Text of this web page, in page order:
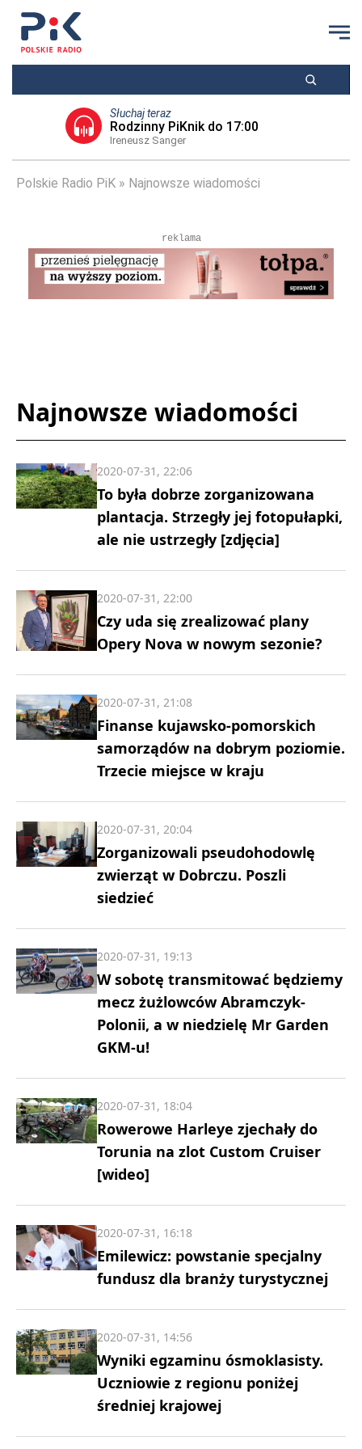
Słuchaj teraz
Rodzinny PiKnik do 17:00
Ireneusz Sanger
Polskie Radio PiK Najnowsze wiadomości
reklama
Najnowsze wiadomości
To była dobrze zorganizowana
plantacja. Strzegły jej fotopułapki,
ale nie ustrzegły [zdjęcia]
2020-07-31, 22:06
Czy uda się zrealizować plany
Opery Nova w nowym sezonie?
2020-07-31, 22:00
Finanse kujawsko-pomorskich
samorządów na dobrym poziomie.
Trzecie miejsce w kraju
2020-07-31, 21:08
Zorganizowali pseudohodowlę
zwierząt w Dobrczu. Poszli
siedzieć
2020-07-31, 20:04
W sobotę transmitować będziemy
mecz żużlowców Abramczyk-
Polonii, a w niedzielę Mr Garden
GKM-u!
2020-07-31, 19:13
Rowerowe Harleye zjechały do
Torunia na zlot Custom Cruiser
[wideo]
2020-07-31, 18:04
Emilewicz: powstanie specjalny
fundusz dla branży turystycznej
2020-07-31, 16:18
Wyniki egzaminu ósmoklasisty.
Uczniowie z regionu poniżej
średniej krajowej
2020-07-31, 14:56